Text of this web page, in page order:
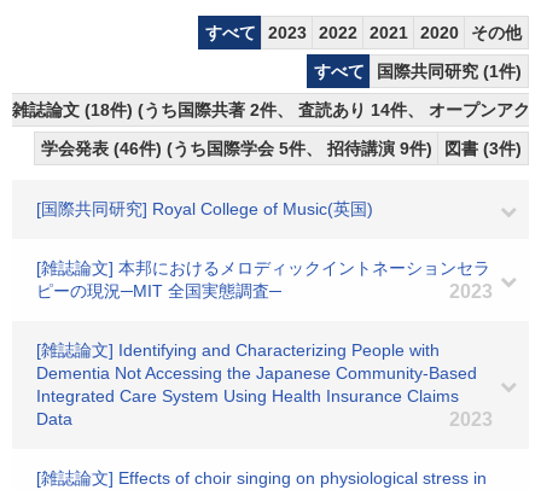
すべて 2023 2022 2021 2020
その他
すべて
国際共同研究 (1件)
雑誌論文 (18件) (うち国際共著 2件、 査読あり 14件、 オープンアク
学会発表 (46件) (うち国際学会 5件、 招待講演 9件)
図書 (3件)
[国際共同研究] Royal College of Music(英国)
[雑誌論文] 本邦におけるメロディックイントネーションセラ
ピーの現況─MIT 全国実態調査─
2023
[雑誌論文] Identifying and Characterizing People with
Dementia Not Accessing the Japanese Community-Based
Integrated Care System Using Health Insurance Claims
Data
2023
[雑誌論文] Effects of choir singing on physiological stress in